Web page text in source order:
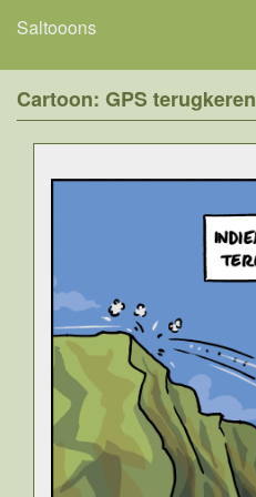
Saltooons
Cartoon: GPS terugkeren